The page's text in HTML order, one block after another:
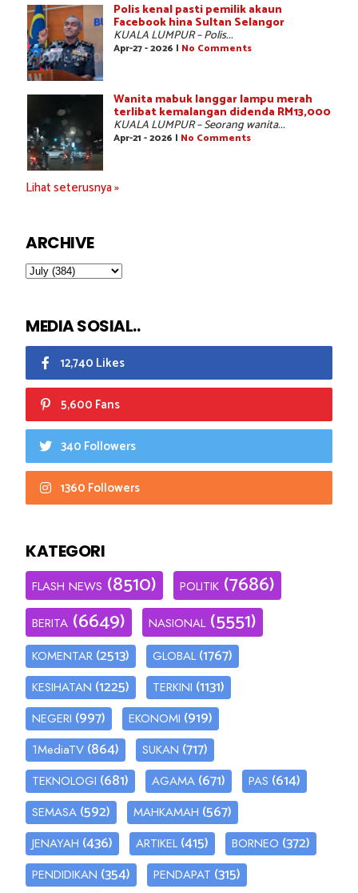
Polis kenal pasti pemilik akaun
Facebook hina Sultan Selangor
KUALA LUMPUR – Polis...
Apr-27 - 2026 | No Comments
Wanita mabuk langgar lampu merah
terlibat kemalangan didenda RM13,000
KUALA LUMPUR – Seorang wanita...
Apr-21 - 2026 | No Comments
Lihat seterusnya »
ARCHIVE
MEDIA SOSIAL..
12,740 Likes
5,600 Fans
340 Followers
1360 Followers
KATEGORI
FLASH NEWS (8510) POLITIK (7686)
BERITA (6649) NASIONAL (5551)
KOMENTAR (2513) GLOBAL (1767)
KESIHATAN (1225) TERKINI (1131)
NEGERI (997) EKONOMI (919)
1MediaTV (864) SUKAN (717)
TEKNOLOGI (681) AGAMA (671) PAS (614)
SEMASA (592) MAHKAMAH (567)
JENAYAH (436) ARTIKEL (415) BORNEO (372)
PENDIDIKAN (354) PENDAPAT (315)